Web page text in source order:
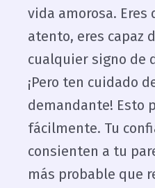
vida amorosa. Eres
atento, eres capaz
cualquier signo de
¡Pero ten cuidado
demandante! Esto
fácilmente. Tu
consienten a tu
más probable que